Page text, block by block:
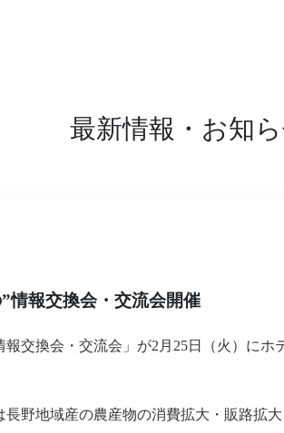
最新情報・お知
情報交換会・交流会開催
報交換会・交流会 」が2月25日（火）に
長野地域産の農産物の消費拡大・販路拡